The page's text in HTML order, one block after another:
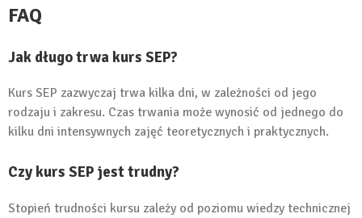
FAQ
Jak długo trwa kurs SEP?
Kurs SEP zazwyczaj trwa kilka dni, w zależności od jego
rodzaju i zakresu. Czas trwania może wynosić od jednego do
kilku dni intensywnych zajęć teoretycznych i praktycznych.
Czy kurs SEP jest trudny?
Stopień trudności kursu zależy od poziomu wiedzy technicznej